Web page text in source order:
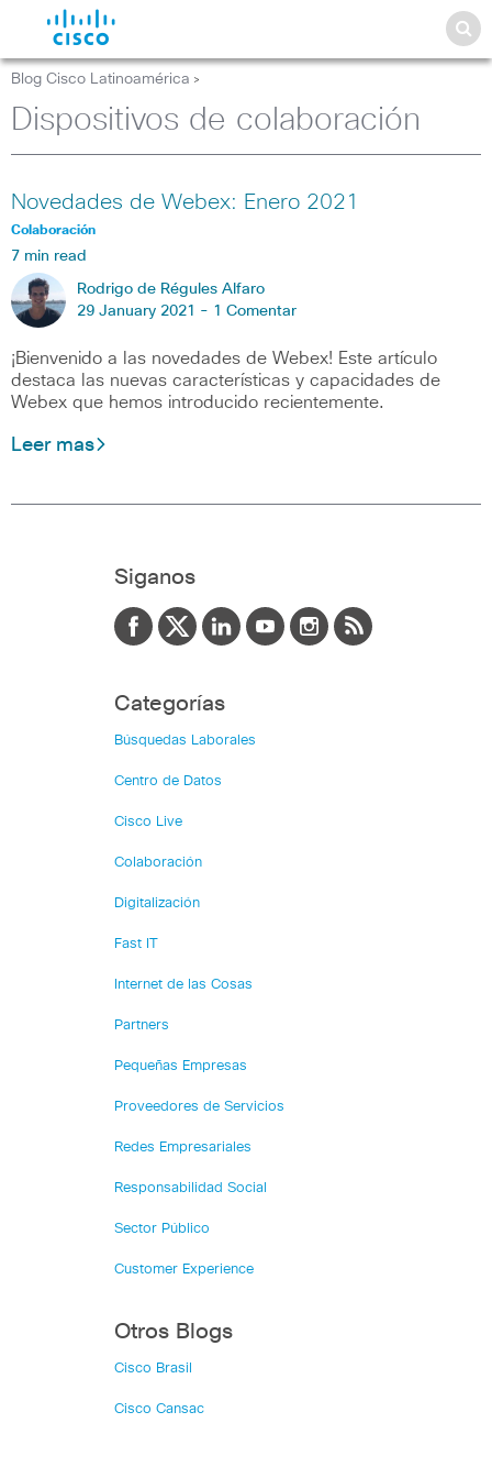
Blog Cisco Latinoamérica >
Dispositivos de colaboración
Novedades de Webex: Enero 2021
Colaboración
7 min read
Rodrigo de Régules Alfaro
29 January 2021 - 1 Comentar
¡Bienvenido a las novedades de Webex! Este artículo
destaca las nuevas características y capacidades de
Webex que hemos introducido recientemente.
Leer mas
Siganos
Categorías
Búsquedas Laborales
Centro de Datos
Cisco Live
Colaboración
Digitalización
Fast IT
Internet de las Cosas
Partners
Pequeñas Empresas
Proveedores de Servicios
Redes Empresariales
Responsabilidad Social
Sector Público
Customer Experience
Otros Blogs
Cisco Brasil
Cisco Cansac